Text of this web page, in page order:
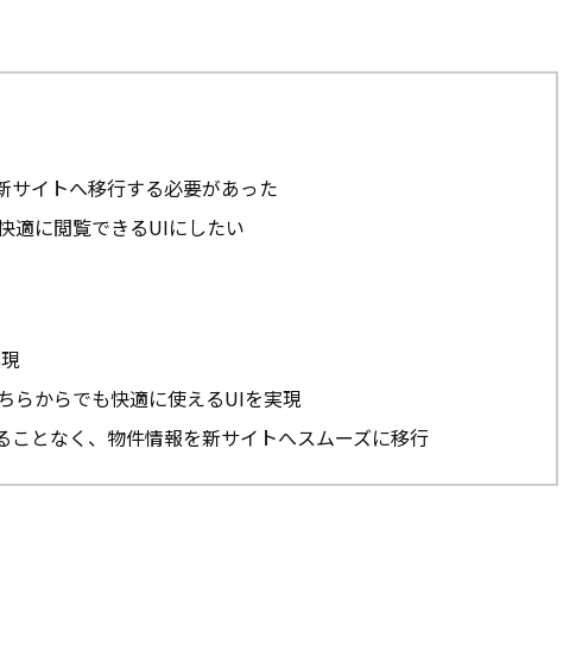
サイトへ移行する必要があった
適に閲覧できるUIにしたい
らからでも快適に使えるUIを実現
となく、物件情報を新サイトへスムーズに移行